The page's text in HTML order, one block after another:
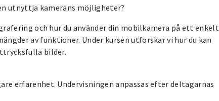
utnyttja kamerans möjligheter?
och hur du använder din mobilkamera på ett enkelt
av funktioner. Under kursen utforskar vi hur du kan
bilder.
erfarenhet. Undervisningen anpassas efter deltagarnas